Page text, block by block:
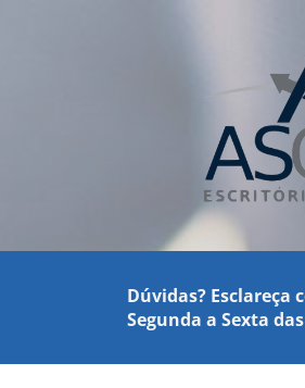
Dúvidas? Esclareça
Segunda a Sexta